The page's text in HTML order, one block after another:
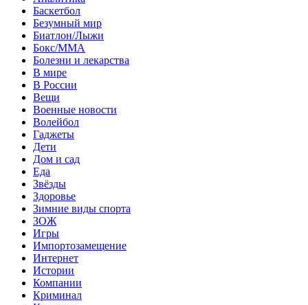
Баскетбол
Безумный мир
Биатлон/Лыжи
Бокс/MMA
Болезни и лекарства
В мире
В России
Вещи
Военные новости
Волейбол
Гаджеты
Дети
Дом и сад
Еда
Звёзды
Здоровье
Зимние виды спорта
ЗОЖ
Игры
Импортозамещение
Интернет
Истории
Компании
Криминал